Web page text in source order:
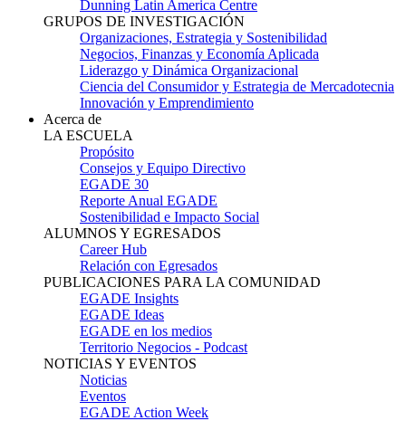
Dunning Latin America Centre
GRUPOS DE INVESTIGACIÓN
Organizaciones, Estrategia y Sostenibilidad
Negocios, Finanzas y Economía Aplicada
Liderazgo y Dinámica Organizacional
Ciencia del Consumidor y Estrategia de Mercadotecnia
Innovación y Emprendimiento
Acerca de
LA ESCUELA
Propósito
Consejos y Equipo Directivo
EGADE 30
Reporte Anual EGADE
Sostenibilidad e Impacto Social
ALUMNOS Y EGRESADOS
Career Hub
Relación con Egresados
PUBLICACIONES PARA LA COMUNIDAD
EGADE Insights
EGADE Ideas
EGADE en los medios
Territorio Negocios - Podcast
NOTICIAS Y EVENTOS
Noticias
Eventos
EGADE Action Week